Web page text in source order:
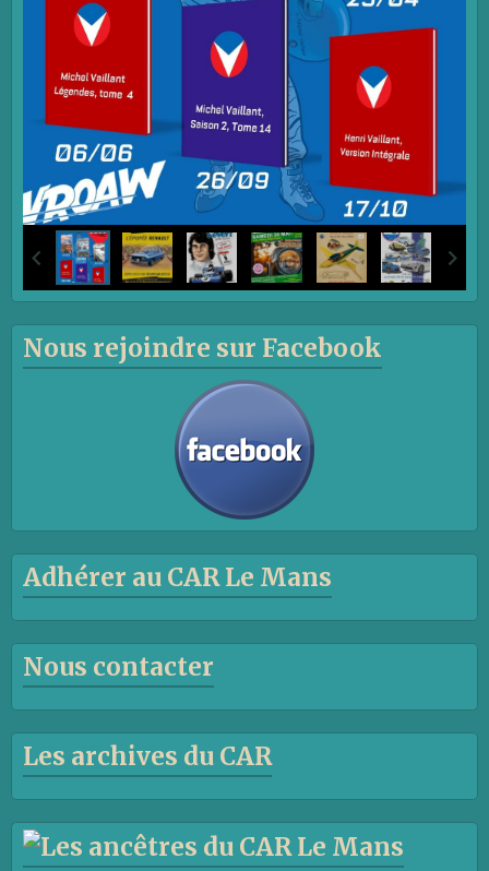
Nous rejoindre sur Facebook
Adhérer au CAR Le Mans
Nous contacter
Les archives du CAR